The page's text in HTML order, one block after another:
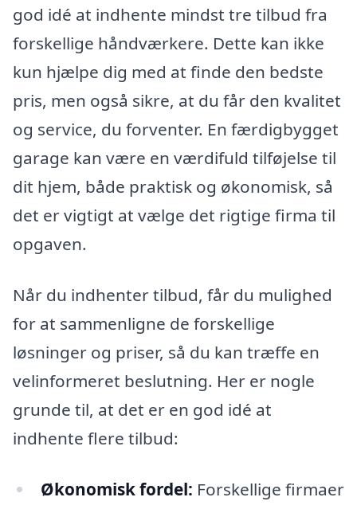
god idé at indhente mindst tre tilbud fra
forskellige håndværkere. Dette kan ikke
kun hjælpe dig med at finde den bedste
pris, men også sikre, at du får den kvalitet
og service, du forventer. En færdigbygget
garage kan være en værdifuld tilføjelse til
dit hjem, både praktisk og økonomisk, så
det er vigtigt at vælge det rigtige firma til
opgaven.
Når du indhenter tilbud, får du mulighed
for at sammenligne de forskellige
løsninger og priser, så du kan træffe en
velinformeret beslutning. Her er nogle
grunde til, at det er en god idé at
indhente flere tilbud:
Økonomisk fordel: Forskellige firmaer